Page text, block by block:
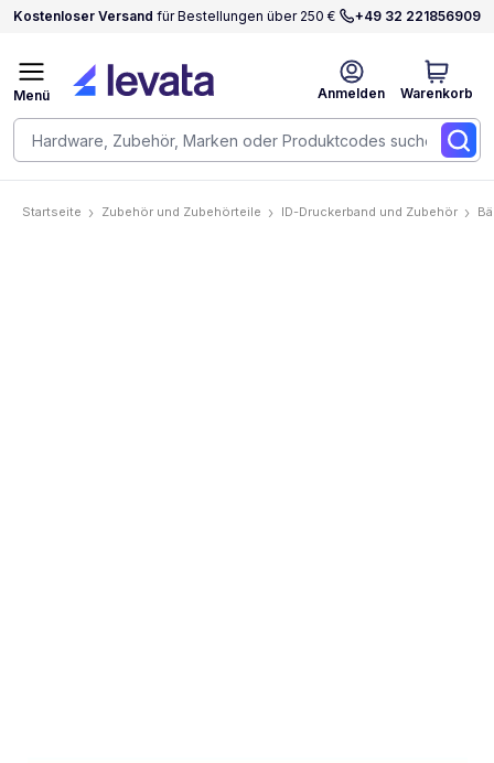
Kostenloser Versand für Bestellungen über 250 € +49 32 221856909
Anmelden Warenkorb
Menü
Startseite Zubehör und Zubehörteile ID-Druckerband und Zubehör